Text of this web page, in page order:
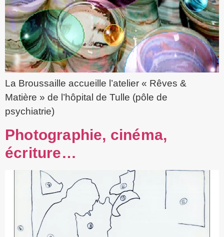
La Broussaille accueille l’atelier « Rêves &
Matière » de l’hôpital de Tulle (pôle de
psychiatrie)
Photographie, cinéma,
écriture…